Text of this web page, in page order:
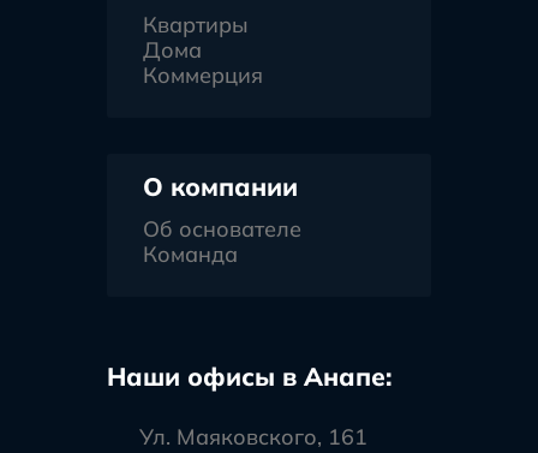
Квартиры
Дома
Коммерция
О компании
Об основателе
Команда
Наши офисы в Анапе:
Ул. Маяковского, 161